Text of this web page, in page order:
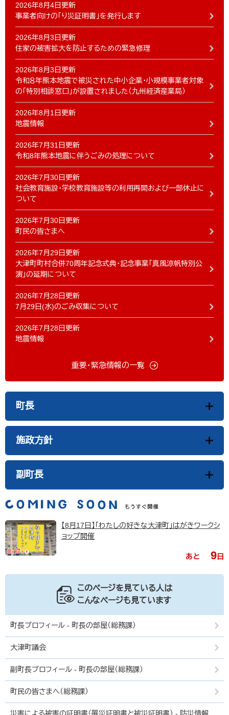
2026年8月4日更新
事業者向けの「り災証明書」を発行します
2026年8月3日更新
住家の被害拡大を防止するための緊急修理
2026年8月3日更新
令和８年熊本地震で被災された中小企業・小規模事業者対象
の「特別相談窓口」が設置されました（九州経済産業局）
2026年8月1日更新
地震情報
2026年7月31日更新
令和8年熊本地震に伴うごみの処理について
2026年7月30日更新
社会教育施設・学校教育施設等の利用再開および一部休止に
ついて
2026年7月30日更新
町民の皆さまへ
2026年7月29日更新
大津町町村合併70周年記念式典・記念事業「真風涼帆特別公
演」の延期について
2026年7月28日更新
7月29日(水)のごみ収集について
2026年7月28日更新
地震情報
重要・緊急情報の一覧
町長
施政方針
副町長
【8月17日】「わたしの好きな大津町」はがきワークシ
ョップ開催
あと 9日
このページを見ている人は
こんなページも見ています
町長プロフィール - 町長の部屋（総務課）
大津町議会
副町長プロフィール - 町長の部屋（総務課）
町民の皆さまへ（総務課）